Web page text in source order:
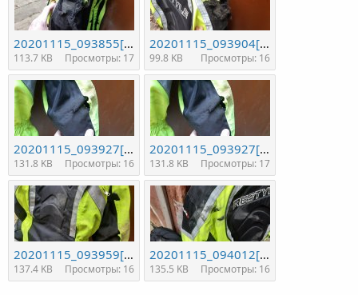
20201115_093855[1].jpg
113.7 KB Просмотры: 17
20201115_093904[1].jpg
99.8 KB Просмотры: 16
20201115_093927[1].jpg
131.8 KB Просмотры: 16
20201115_093927[1].jpg
131.8 KB Просмотры: 17
20201115_093959[1].jpg
137.4 KB Просмотры: 16
20201115_094012[1].jpg
135.5 KB Просмотры: 16